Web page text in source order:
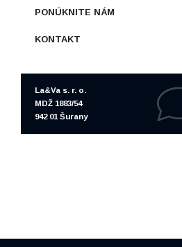
PONÚKNITE NÁM
KONTAKT
La&Va s. r. o.
MDŽ 1883/54
942 01 Šurany